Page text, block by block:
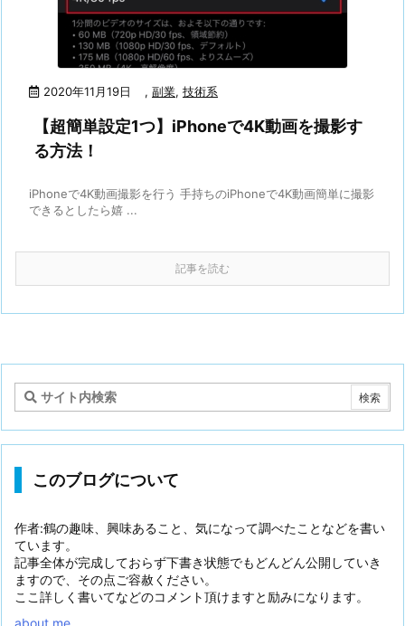
2020年11月19日 , 副業, 技術系
【超簡単設定1つ】iPhoneで4K動画を撮影す
る方法！
iPhoneで4K動画撮影を行う 手持ちのiPhoneで4K動画簡単に撮影
できるとしたら嬉 ...
記事を読む
このブログについて
作者:鶴の趣味、興味あること、気になって調べたことなどを書い
ています。
記事全体が完成しておらず下書き状態でもどんどん公開していき
ますので、その点ご容赦ください。
ここ詳しく書いてなどのコメント頂けますと励みになります。
about me